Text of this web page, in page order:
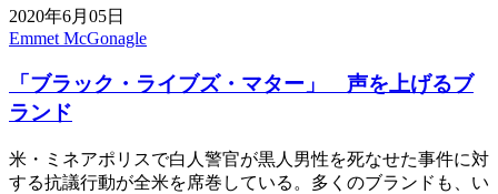
2020年6月05日
Emmet McGonagle
「ブラック・ライブズ・マター」 声を上げるブ
ランド
米・ミネアポリスで白人警官が黒人男性を死なせた事件に対
する抗議行動が全米を席巻している。多くのブランドも、い